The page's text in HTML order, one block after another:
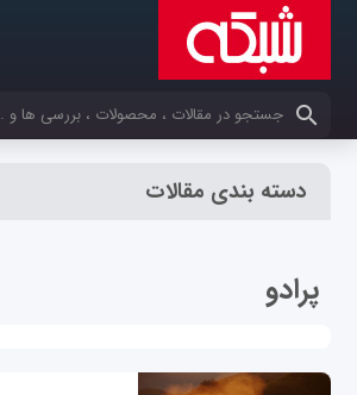
کلمات کلیدی خود را وارد کنید
دسته بندی مقالات
پرادو